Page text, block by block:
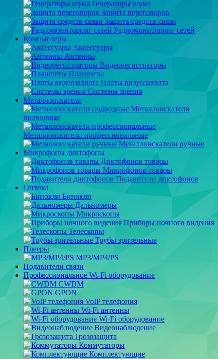
Генераторы шума
Защита переговоров
Защита средств связи
Радиомониторинг сетей
Компьютеры
Аксессуары
Антенны
Видеорегистраторы
Планшеты
Платы видеозахвата
Системы зрения
Металлоискатели
Металлоискатели
подводные
Металлоискатели профессиональные
Металлоискатели ручные
Микрофоны диктофоны
Диктофонов товары
Микрофонов товары
Подавители диктофонов
Оптика
Бинокли
Дальномеры
Микроскопы
Приборы ночного видения
Телескопы
Трубы зрительные
Плееры
MP3/MP4/PS
Подавители связи
Профессиональное Wi-Fi оборудование
CWDM
GPON
VoIP телефония
Wi-Fi антенны
Wi-Fi оборудование
Видеонаблюдение
Грозозащита
Коммутаторы
Комплектующие